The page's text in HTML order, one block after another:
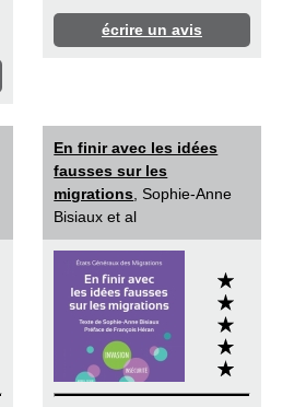
écrire un avis
En finir avec les idées
fausses sur les
migrations , Sophie-Anne
Bisiaux et al